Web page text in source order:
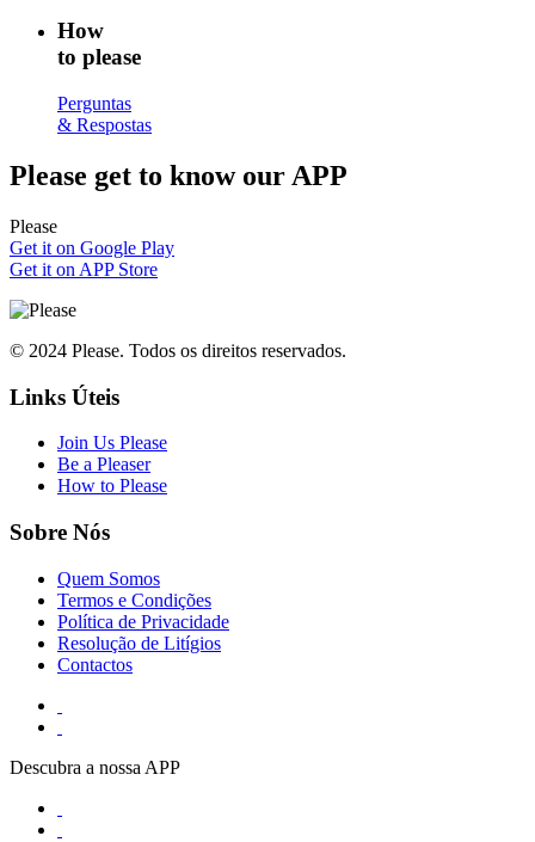
How
to please
Perguntas
& Respostas
Please get to know our APP
Please
Get it on Google Play
Get it on APP Store
© 2024 Please. Todos os direitos reservados.
Links Úteis
Join Us Please
Be a Pleaser
How to Please
Sobre Nós
Quem Somos
Termos e Condições
Política de Privacidade
Resolução de Litígios
Contactos
Descubra a nossa APP